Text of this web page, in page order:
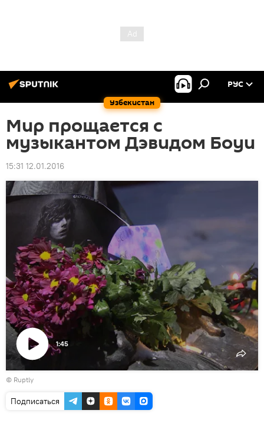
Узбекистан
РУС
Мир прощается с
музыкантом Дэвидом Боуи
15:31 12.01.2016
Воспроизвести
видео
1:45
© Ruptly
Подписаться